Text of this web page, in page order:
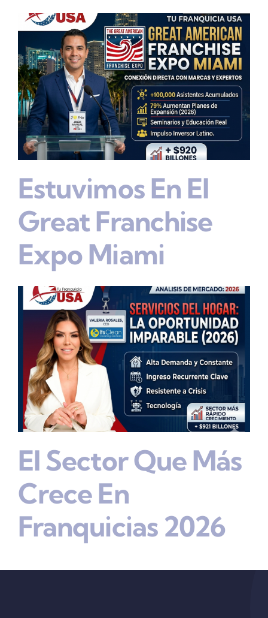
Estuvimos En El
Great Franchise
Expo Miami
El Sector Que Más
Crece En
Franquicias 2026